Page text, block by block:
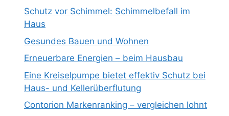
Schutz vor Schimmel: Schimmelbefall im
Haus
Gesundes Bauen und Wohnen
Erneuerbare Energien – beim Hausbau
Eine Kreiselpumpe bietet effektiv Schutz bei
Haus- und Kellerüberflutung
Contorion Markenranking – vergleichen lohnt